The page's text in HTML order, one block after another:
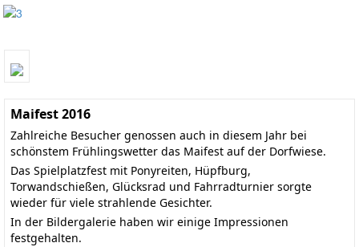
Maifest 2016
Zahlreiche Besucher genossen auch in diesem Jahr bei
schönstem Frühlingswetter das Maifest auf der Dorfwiese.
Das Spielplatzfest mit Ponyreiten, Hüpfburg,
Torwandschießen, Glücksrad und Fahrradturnier sorgte
wieder für viele strahlende Gesichter.
In der Bildergalerie haben wir einige Impressionen
festgehalten.